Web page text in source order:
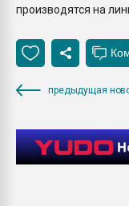
производятся на
предыдущая